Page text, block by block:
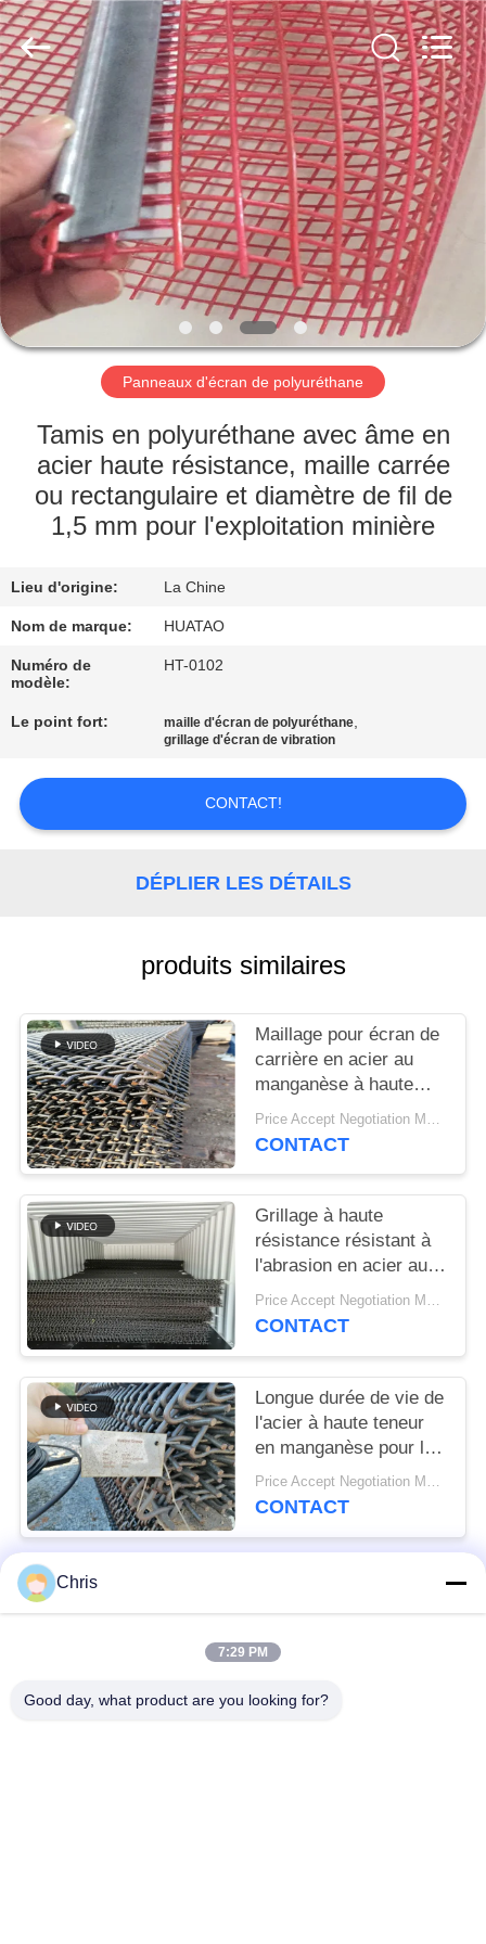
MAISON
PRODUITS
AU
SUJET
DE
NOUS
VISITE
D'USINE
CONTRÔLE
QUALITÉ
CONTACTEZ-
NOUVELLES
DEMANDEZ
PRIVACY
POLICY
HUATAO
LOVER
LTD.
All
Rights
Reserved.
Panneaux d'écran de polyuréthane
Tamis en polyuréthane avec âme en
acier haute résistance, maille carrée
ou rectangulaire et diamètre de fil de
1,5 mm pour l'exploitation minière
Lieu d'origine: La Chine
Nom de marque: HUATAO
Numéro de
modèle:
HT-0102
Le point fort: maille d'écran de polyuréthane,
grillage d'écran de vibration
CONTACT!
DÉPLIER LES DÉTAILS
produits similaires
Maillage pour écran de
carrière en acier au
manganèse à haute
résistance pour la
séparation du sable et
Price Accept Negotiation MOQ:10 pièces
CONTACT
Grillage à haute
résistance résistant à
l'abrasion en acier au
manganèse pour les
applications de criblage
Price Accept Negotiation MOQ:10 pièces
CONTACT
Longue durée de vie de
l'acier à haute teneur
en manganèse pour les
usines de concassage
de pierre
Price Accept Negotiation MOQ:10 pièces
CONTACT
Catégories populaires
Chris
7:29 PM
Good day, what product are you looking for?